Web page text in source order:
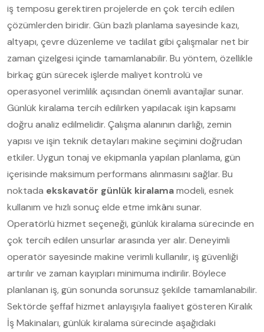
iş temposu gerektiren projelerde en çok tercih edilen
çözümlerden biridir. Gün bazlı planlama sayesinde kazı,
altyapı, çevre düzenleme ve tadilat gibi çalışmalar net bir
zaman çizelgesi içinde tamamlanabilir. Bu yöntem, özellikle
birkaç gün sürecek işlerde maliyet kontrolü ve
operasyonel verimlilik açısından önemli avantajlar sunar.
Günlük kiralama tercih edilirken yapılacak işin kapsamı
doğru analiz edilmelidir. Çalışma alanının darlığı, zemin
yapısı ve işin teknik detayları makine seçimini doğrudan
etkiler. Uygun tonaj ve ekipmanla yapılan planlama, gün
içerisinde maksimum performans alınmasını sağlar. Bu
noktada ekskavatör günlük kiralamamodeli, esnek
kullanım ve hızlı sonuç elde etme imkânı sunar.
Operatörlü hizmet seçeneği, günlük kiralama sürecinde en
çok tercih edilen unsurlar arasında yer alır. Deneyimli
operatör sayesinde makine verimli kullanılır, iş güvenliği
artırılır ve zaman kayıpları minimuma indirilir. Böylece
planlanan iş, gün sonunda sorunsuz şekilde tamamlanabilir.
Sektörde şeffaf hizmet anlayışıyla faaliyet gösteren Kiralık
İş Makinaları, günlük kiralama sürecinde aşağıdaki